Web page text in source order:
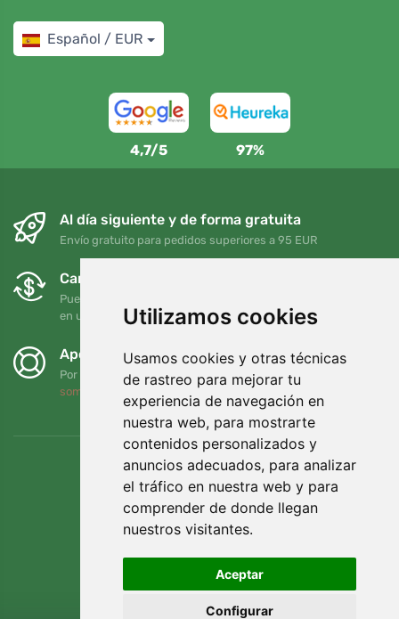
Utilizamos cookies
Usamos cookies y otras técnicas
de rastreo para mejorar tu
experiencia de navegación en
nuestra web, para mostrarte
contenidos personalizados y
anuncios adecuados, para analizar
el tráfico en nuestra web y para
comprender de donde llegan
nuestros visitantes.
Aceptar
Configurar
Español / EUR
4,7/5 97%
Al día siguiente y de forma gratuita
Envío gratuito para pedidos superiores a 95 EUR
Cambios y devoluciones gratuitos
Puede devolver o cambiar su pedido en cualquier momento
en un plazo de 90 días
Apoyamos a Trees.org
Por cada pedido plantamos un árbol. Leer más
somos